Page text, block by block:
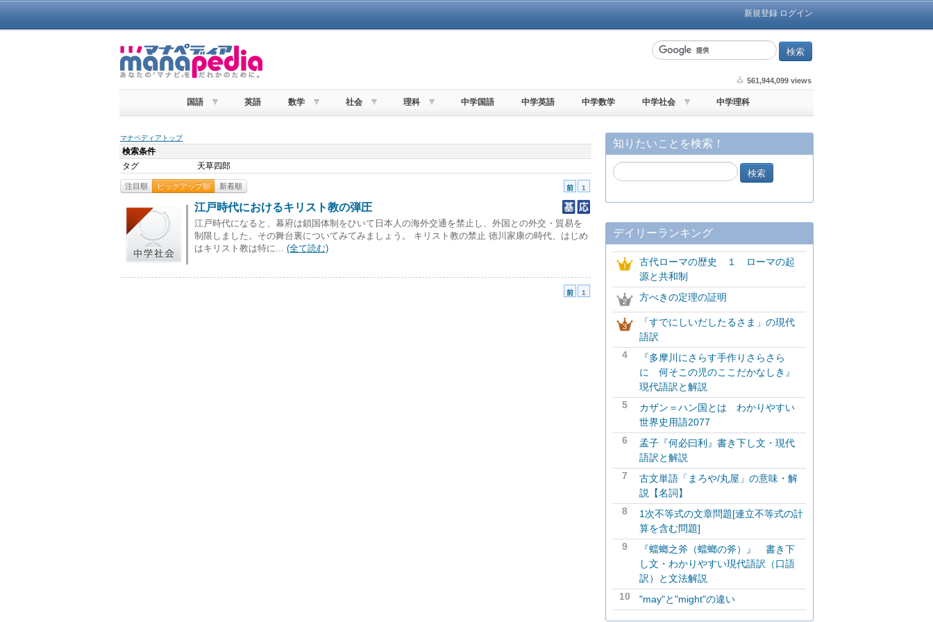
新規登録 ログイン
561,944,099 views
国語 英語 数学 社会 理科 中学国語 中学英語 中学数学 中学社会 中学理科
マナペディアトップ
検索条件
タグ
天草四郎
注目順 ピックアップ順 新着順 前 1
江戸時代におけるキリスト教の弾圧
江戸時代になると、幕府は鎖国体制をひいて日本人の海外交通を禁止し、外国との外交・貿易を
制限しました。その舞台裏についてみてみましょう。 キリスト教の禁止 徳川家康の時代、はじめ
はキリスト教は特に... (全て読む)
前 1
知りたいことを検索！
デイリーランキング
古代ローマの歴史 １ ローマの起
源と共和制
方べきの定理の証明
「すでにしいだしたるさま」の現代
語訳
4
『多摩川にさらす手作りさらさら
に 何そこの児のここだかなしき』
現代語訳と解説
5
カザン＝ハン国とは わかりやすい
世界史用語2077
6
孟子『何必曰利』書き下し文・現代
語訳と解説
7
古文単語「まろや/丸屋」の意味・解
説【名詞】
8
1次不等式の文章問題[連立不等式の計
算を含む問題]
9
『蟷螂之斧（蟷螂の斧）』 書き下
し文・わかりやすい現代語訳（口語
訳）と文法解説
10
"may"と"might"の違い